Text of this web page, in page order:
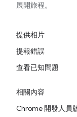
展開旅程。
提供相片
提報錯誤
查看已知問題
相關內容
Chrome 開發人員